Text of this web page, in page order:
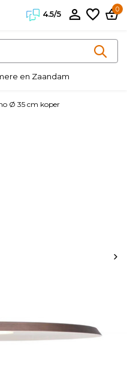
4.5/5
0
en Zaandam
Ø 35 cm koper